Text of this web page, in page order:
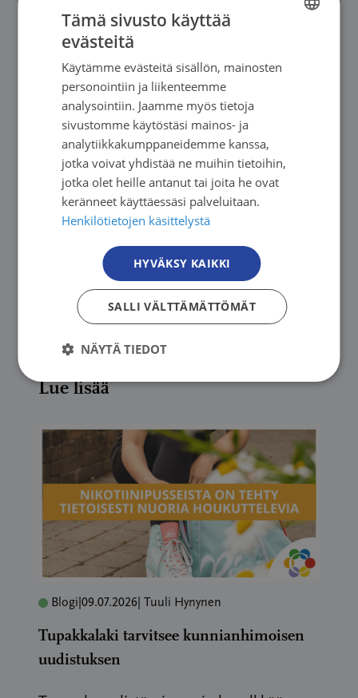
Lue lisää toiminnasta Parisuhdekeskus Katajan
verkkosivuilta
Laura Huuskonen
Parisuhdekeskus Kataja ry:n asiantuntija
Lue lisää
Blogi 09.07.2026 | Tuuli Hynynen
Tupakkalaki tarvitsee kunnianhimoisen
uudistuksen
FINNISH
Tämä sivusto käyttää
evästeitä
Käytämme evästeitä sisällön, mainosten
personointiin ja liikenteemme
analysointiin. Jaamme myös tietoja
sivustomme käytöstäsi mainos- ja
analytiikkakumppaneidemme kanssa,
jotka voivat yhdistää ne muihin tietoihin,
jotka olet heille antanut tai joita he ovat
keränneet käyttäessäsi palveluitaan.
Henkilötietojen käsittelystä
HYVÄKSY KAIKKI
SALLI VÄLTTÄMÄTTÖMÄT
NÄYTÄ TIEDOT